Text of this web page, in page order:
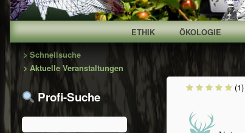
ETHIK ÖKOLOGIE
(1)
Primary
Sidebar
> Schnellsuche
> Aktuelle Veranstaltungen
Profi-Suche